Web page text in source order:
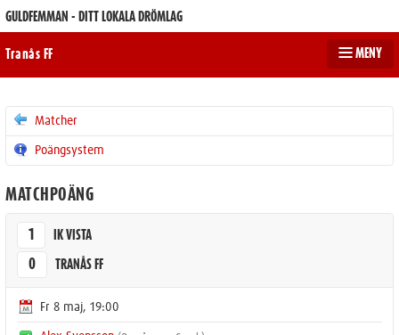
GULDFEMMAN - DITT LOKALA DRÖMLAG
Tranås FF MENY
Matcher
Poängsystem
MATCHPOÄNG
1 IK VISTA
0 TRANÅS FF
Fr 8 maj, 19:00